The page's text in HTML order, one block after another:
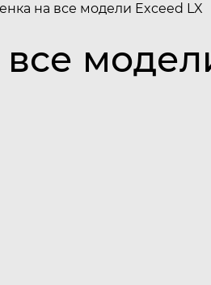
на все модели Exceed LX